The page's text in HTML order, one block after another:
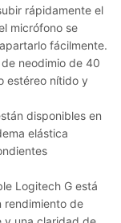
rápidamente el
micrófono se
fácilmente.
neodimio de 40
estéreo nítido y
disponibles en
elástica
Logitech G está
rendimiento de